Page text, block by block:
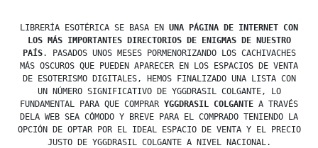
LIBRERÍA ESOTÉRICA SE BASA EN UNA PÁGINA DE INTERNET CON
LOS MÁS IMPORTANTES DIRECTORIOS DE ENIGMAS DE NUESTRO
PAÍS. PASADOS UNOS MESES PORMENORIZANDO LOS CACHIVACHES
MÁS OSCUROS QUE PUEDEN APARECER EN LOS ESPACIOS DE VENTA
DE ESOTERISMO DIGITALES, HEMOS FINALIZADO UNA LISTA CON
UN NÚMERO SIGNIFICATIVO DE YGGDRASIL COLGANTE, LO
FUNDAMENTAL PARA QUE COMPRAR YGGDRASIL COLGANTE A TRAVÉS
DELA WEB SEA CÓMODO Y BREVE PARA EL COMPRADO TENIENDO LA
OPCIÓN DE OPTAR POR EL IDEAL ESPACIO DE VENTA Y EL PRECIO
JUSTO DE YGGDRASIL COLGANTE A NIVEL NACIONAL.